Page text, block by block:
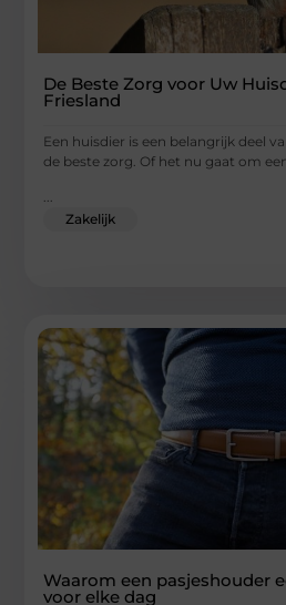
De Beste Zorg voor Uw
Friesland
Een huisdier is een belangrijk deel
de beste zorg. Of het nu gaat om
...
Zakelijk
Waarom een pasjeshouder
voor elke dag